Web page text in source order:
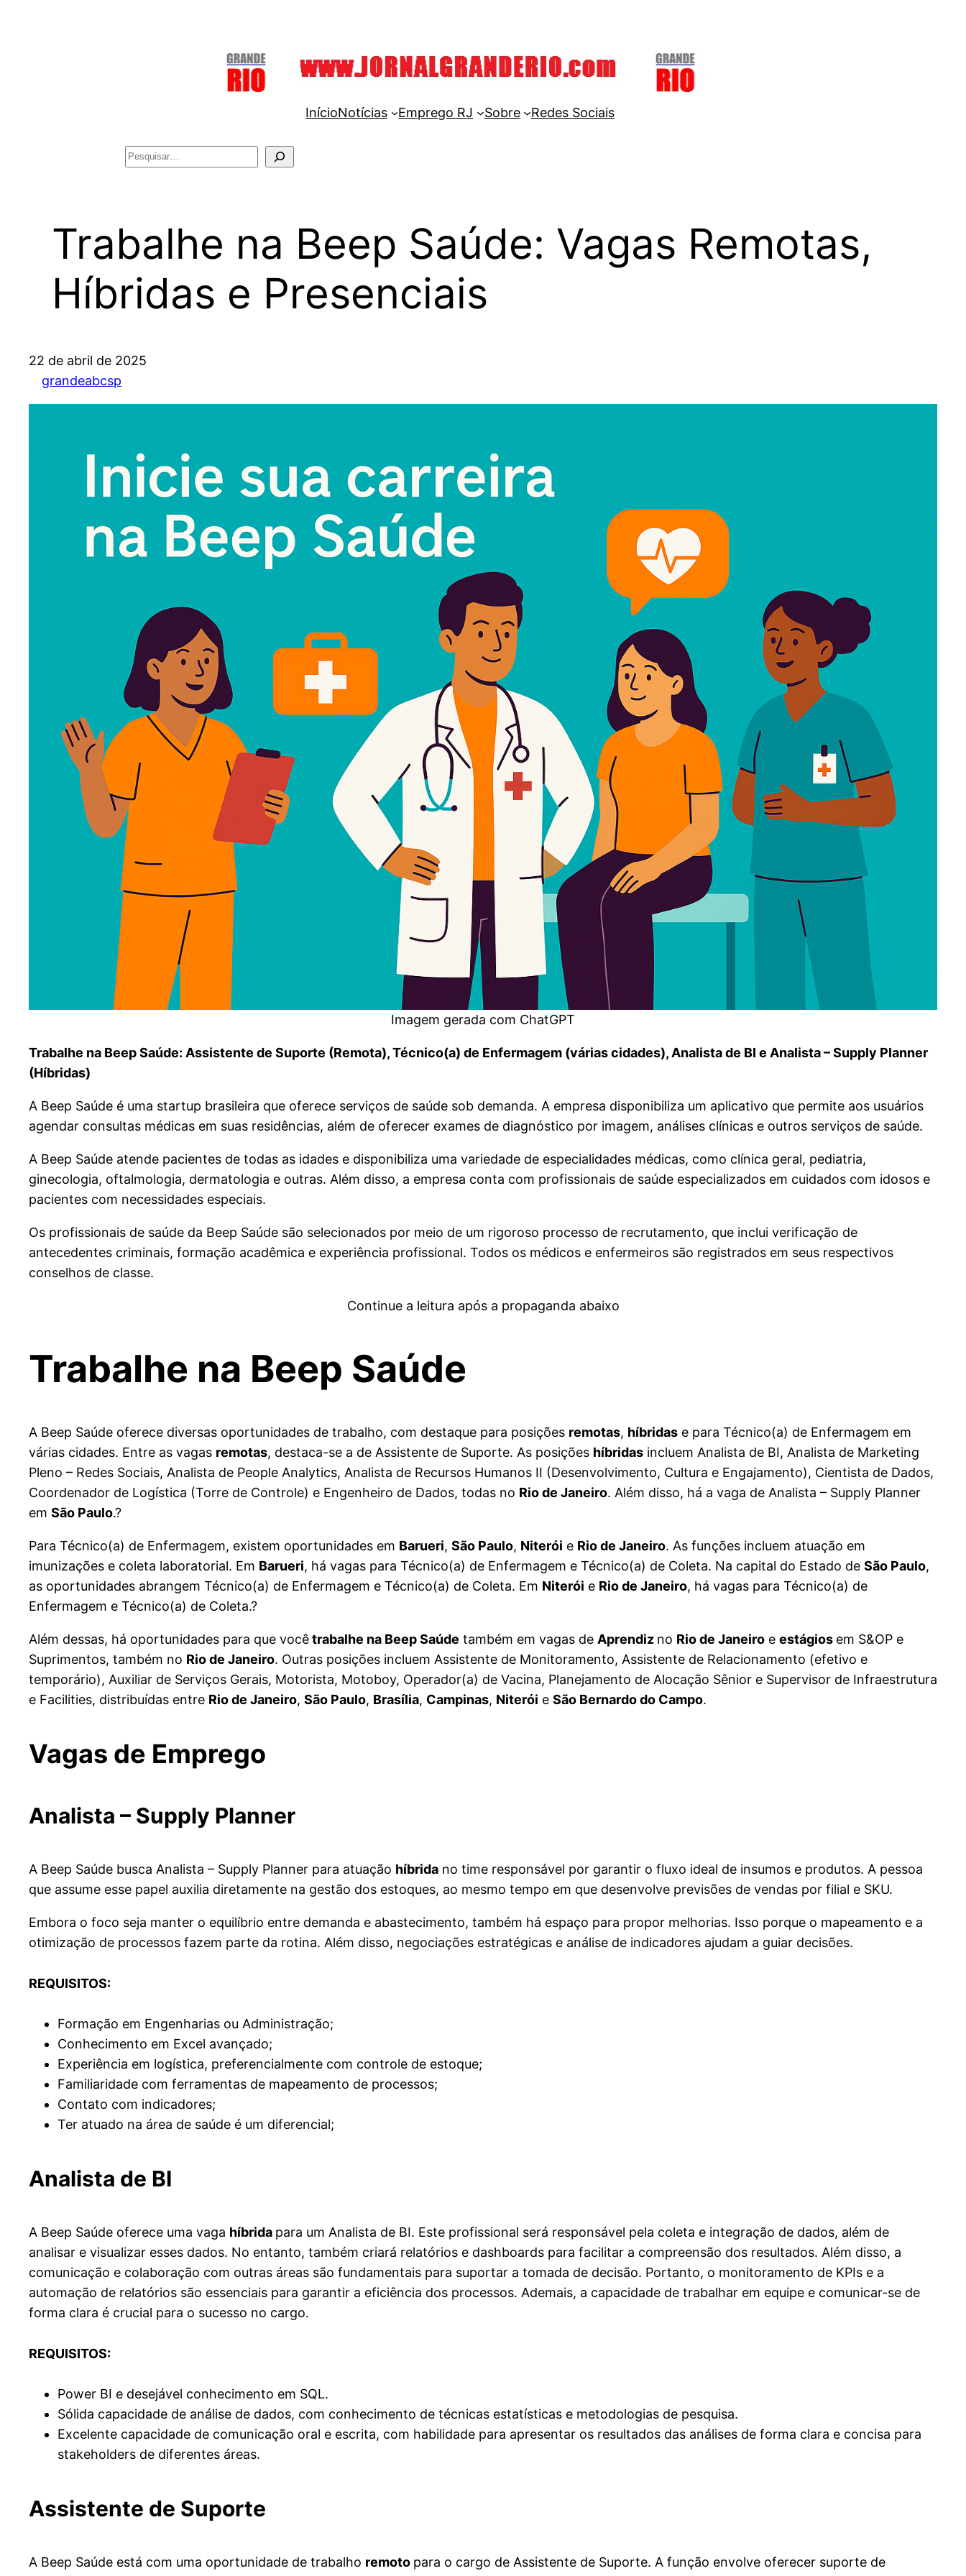
InícioNotícias Emprego RJ Sobre Redes Sociais
Trabalhe na Beep Saúde: Vagas Remotas,
Híbridas e Presenciais
22 de abril de 2025
grandeabcsp
Imagem gerada com ChatGPT
Trabalhe na Beep Saúde: Assistente de Suporte (Remota), Técnico(a) de Enfermagem (várias cidades), Analista de BI e Analista – Supply Planner
(Híbridas)
A Beep Saúde é uma startup brasileira que oferece serviços de saúde sob demanda. A empresa disponibiliza um aplicativo que permite aos usuários
agendar consultas médicas em suas residências, além de oferecer exames de diagnóstico por imagem, análises clínicas e outros serviços de saúde.
A Beep Saúde atende pacientes de todas as idades e disponibiliza uma variedade de especialidades médicas, como clínica geral, pediatria,
ginecologia, oftalmologia, dermatologia e outras. Além disso, a empresa conta com profissionais de saúde especializados em cuidados com idosos e
pacientes com necessidades especiais.
Os profissionais de saúde da Beep Saúde são selecionados por meio de um rigoroso processo de recrutamento, que inclui verificação de
antecedentes criminais, formação acadêmica e experiência profissional. Todos os médicos e enfermeiros são registrados em seus respectivos
conselhos de classe.
Continue a leitura após a propaganda abaixo
Trabalhe na Beep Saúde
A Beep Saúde oferece diversas oportunidades de trabalho, com destaque para posições remotas, híbridas e para Técnico(a) de Enfermagem em
várias cidades. Entre as vagas remotas, destaca-se a de Assistente de Suporte. As posições híbridas incluem Analista de BI, Analista de Marketing
Pleno – Redes Sociais, Analista de People Analytics, Analista de Recursos Humanos II (Desenvolvimento, Cultura e Engajamento), Cientista de Dados,
Coordenador de Logística (Torre de Controle) e Engenheiro de Dados, todas no Rio de Janeiro. Além disso, há a vaga de Analista – Supply Planner
em São Paulo.?
Para Técnico(a) de Enfermagem, existem oportunidades em Barueri, São Paulo, Niterói e Rio de Janeiro. As funções incluem atuação em
imunizações e coleta laboratorial. Em Barueri, há vagas para Técnico(a) de Enfermagem e Técnico(a) de Coleta. Na capital do Estado de São Paulo,
as oportunidades abrangem Técnico(a) de Enfermagem e Técnico(a) de Coleta. Em Niterói e Rio de Janeiro, há vagas para Técnico(a) de
Enfermagem e Técnico(a) de Coleta.?
Além dessas, há oportunidades para que vocêtrabalhe na Beep Saúde também em vagas de Aprendiz no Rio de Janeiro e estágios em S&OP e
Suprimentos, também no Rio de Janeiro. Outras posições incluem Assistente de Monitoramento, Assistente de Relacionamento (efetivo e
temporário), Auxiliar de Serviços Gerais, Motorista, Motoboy, Operador(a) de Vacina, Planejamento de Alocação Sênior e Supervisor de Infraestrutura
e Facilities, distribuídas entre Rio de Janeiro, São Paulo, Brasília, Campinas, Niterói e São Bernardo do Campo.
Vagas de Emprego
Analista – Supply Planner
A Beep Saúde busca Analista – Supply Planner para atuação híbrida no time responsável por garantir o fluxo ideal de insumos e produtos. A pessoa
que assume esse papel auxilia diretamente na gestão dos estoques, ao mesmo tempo em que desenvolve previsões de vendas por filial e SKU.
Embora o foco seja manter o equilíbrio entre demanda e abastecimento, também há espaço para propor melhorias. Isso porque o mapeamento e a
otimização de processos fazem parte da rotina. Além disso, negociações estratégicas e análise de indicadores ajudam a guiar decisões.
REQUISITOS:
Formação em Engenharias ou Administração;
Conhecimento em Excel avançado;
Experiência em logística, preferencialmente com controle de estoque;
Familiaridade com ferramentas de mapeamento de processos;
Contato com indicadores;
Ter atuado na área de saúde é um diferencial;
Analista de BI
A Beep Saúde oferece uma vaga híbrida para um Analista de BI. Este profissional será responsável pela coleta e integração de dados, além de
analisar e visualizar esses dados. No entanto, também criará relatórios e dashboards para facilitar a compreensão dos resultados. Além disso, a
comunicação e colaboração com outras áreas são fundamentais para suportar a tomada de decisão. Portanto, o monitoramento de KPIs e a
automação de relatórios são essenciais para garantir a eficiência dos processos. Ademais, a capacidade de trabalhar em equipe e comunicar-se de
forma clara é crucial para o sucesso no cargo.
REQUISITOS:
Power BI e desejável conhecimento em SQL.
Sólida capacidade de análise de dados, com conhecimento de técnicas estatísticas e metodologias de pesquisa.
Excelente capacidade de comunicação oral e escrita, com habilidade para apresentar os resultados das análises de forma clara e concisa para
stakeholders de diferentes áreas.
Assistente de Suporte
A Beep Saúde está com uma oportunidade de trabalho remoto para o cargo de Assistente de Suporte. A função envolve oferecer suporte de